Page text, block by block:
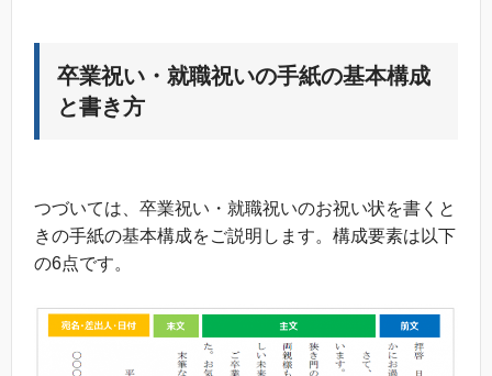
卒業祝い・就職祝いの手紙の基本構成
と書き方
つづいては、卒業祝い・就職祝いのお祝い状を書くと
きの手紙の基本構成をご説明します。構成要素は以下
の6点です。